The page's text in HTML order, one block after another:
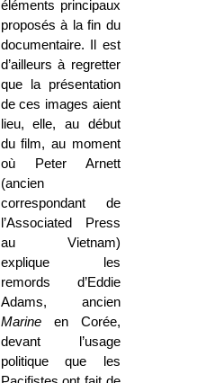
éléments principaux
proposés à la fin du
documentaire. Il est
d’ailleurs à regretter
que la présentation
de ces images aient
lieu, elle, au début
du film, au moment
où Peter Arnett
(ancien
correspondant de
l’Associated Press
au Vietnam)
explique les
remords d’Eddie
Adams, ancien
Marineen Corée,
devant l’usage
politique que les